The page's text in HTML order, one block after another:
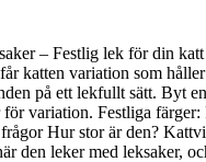
– Festlig lek för din
katten variation som
på ett lekfullt sätt.
variation. Festliga
Hur stor är den?
den leker med leksaker,